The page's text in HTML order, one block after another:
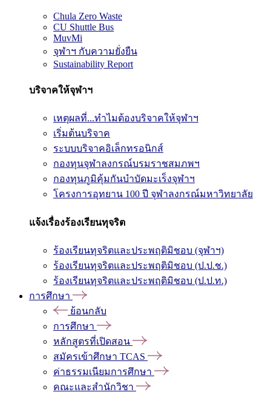
Chula Zero Waste
CU Shuttle Bus
MuvMi
จุฬาฯ กับความยั่งยืน
Sustainability Report
บริจาคให้จุฬาฯ
เหตุผลที่...ทำไมต้องบริจาคให้จุฬาฯ
เริ่มต้นบริจาค
ระบบบริจาคอิเล็กทรอนิกส์
กองทุนจุฬาลงกรณ์บรมราชสมภพฯ
กองทุนภูมิคุ้มกันบำบัดมะเร็งจุฬาฯ
โครงการอุทยาน 100 ปี จุฬาลงกรณ์มหาวิทยาลัย
แจ้งเรื่องร้องเรียนทุจริต
ร้องเรียนทุจริตและประพฤติมิชอบ (จุฬาฯ)
ร้องเรียนทุจริตและประพฤติมิชอบ (ป.ป.ช.)
ร้องเรียนทุจริตและประพฤติมิชอบ (ป.ป.ท.)
การศึกษา
ย้อนกลับ
การศึกษา
หลักสูตรที่เปิดสอน
สมัครเข้าศึกษา TCAS
ค่าธรรมเนียมการศึกษา
คณะและสำนักวิชา